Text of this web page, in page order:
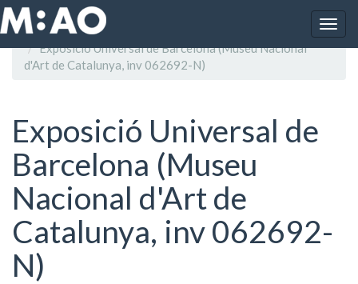
Vés al contingut
Inici
Exposició Universal de Barcelona (Museu Nacional
d'Art de Catalunya, inv 062692-N)
Exposició Universal de
Barcelona (Museu
Nacional d'Art de
Catalunya, inv 062692-
N)